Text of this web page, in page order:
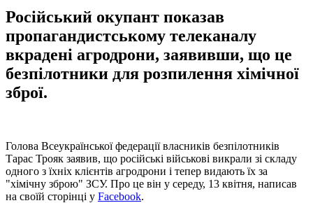
Російський окупант показав
пропагандистському телеканалу
вкрадені агродрони, заявивши, що це
безпілотники для розпилення хімічної
зброї.
Голова Всеукраїнської федерації власників безпілотників
Тарас Трояк заявив, що російські військові викрали зі складу
одного з їхніх клієнтів агродрони і тепер видають їх за
"хімічну зброю" ЗСУ. Про це він у середу, 13 квітня, написав
на своїй сторінці у Facebook.